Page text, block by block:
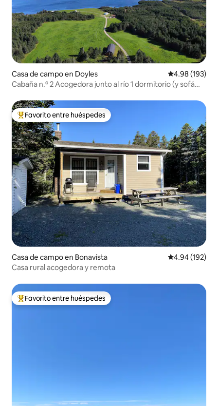
Casa de campo en Doyles Calificación
4.98 (193)
Cabaña n.º 2 Acogedora junto al río 1 dormitorio (y sofá
Favorito entre huéspedes preferido
Favorito entre huéspedes
Casa de campo en Bonavista Calificación
4.94 (192)
Casa rural acogedora y remota
Favorito entre huéspedes preferido
Favorito entre huéspedes